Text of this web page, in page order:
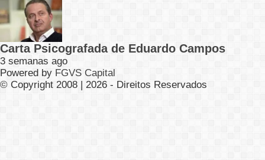
Carta Psicografada de Eduardo Campos
3 semanas ago
Powered by FGVS Capital
© Copyright 2008 | 2026 - Direitos Reservados